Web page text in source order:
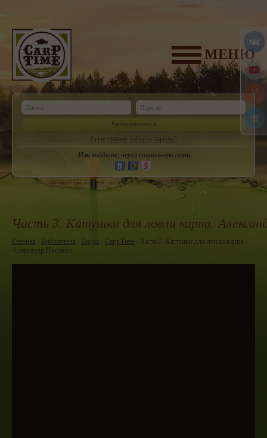
МЕНЮ
Авторизоваться
Регистрация Забыли пароль?
Или войдите, через социальную сеть
Часть 3. Катушки для ловли карпа.
Главная / Библиотека / Видео / Carp Time / Часть 3. Катушки для ловли карпа.
Александр Носовец